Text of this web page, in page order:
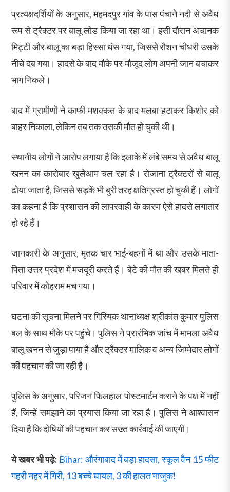
प्रत्यक्षदर्शियों के अनुसार, महमदपुर गांव के पास पंचाने नदी से अवैध
रूप से ट्रैक्टर पर बालू लोड किया जा रहा था। इसी दौरान अचानक
मिट्टी और बालू का बड़ा हिस्सा धंस गया, जिससे रौशन चौधरी उसके
नीचे दब गया। हादसे के बाद मौके पर मौजूद लोग अपनी जान बचाकर
भाग निकले।
बाद में ग्रामीणों ने काफी मशक्कत के बाद मलबा हटाकर किशोर को
बाहर निकाला, लेकिन तब तक उसकी मौत हो चुकी थी।
स्थानीय लोगों ने आरोप लगाया है कि इलाके में लंबे समय से अवैध बालू
खनन का कारोबार खुलेआम चल रहा है। रोजाना ट्रैक्टरों से बालू
ढोया जाता है, जिससे सड़कें भी बुरी तरह क्षतिग्रस्त हो चुकी हैं। लोगों
का कहना है कि प्रशासन की लापरवाही के कारण ऐसे हादसे लगातार
हो रहे हैं।
जानकारी के अनुसार, मृतक चार भाई-बहनों में था और उसके माता-
पिता उत्तर प्रदेश में मजदूरी करते हैं। बेटे की मौत की खबर मिलते ही
परिवार में कोहराम मच गया।
घटना की सूचना मिलने पर गिरियक थानाध्यक्ष श्रीकांत कुमार पुलिस
बल के साथ मौके पर पहुंचे। पुलिस ने प्रारंभिक जांच में मामला अवैध
बालू खनन से जुड़ा पाया है और ट्रैक्टर मालिक व अन्य जिम्मेदार लोगों
की पहचान की जा रही है।
पुलिस के अनुसार, परिजन फिलहाल पोस्टमार्टम कराने के पक्ष में नहीं
हैं, जिन्हें समझाने का प्रयास किया जा रहा है। पुलिस ने आश्वासन
दिया है कि दोषियों की पहचान कर सख्त कार्रवाई की जाएगी।
ये खबर भी पढ़े: Bihar: औरंगाबाद में बड़ा हादसा, स्कूल वैन 15 फीट
गहरी नहर में गिरी, 13 बच्चे घायल, 3 की हालत नाजुक!